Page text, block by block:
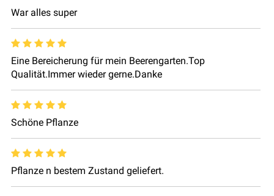
War alles super
Eine Bereicherung für mein Beerengarten.Top
Qualität.Immer wieder gerne.Danke
Schöne Pflanze
Pflanze n bestem Zustand geliefert.